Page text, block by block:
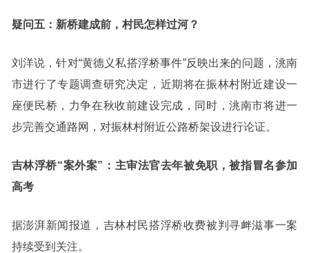
疑问五：新桥建成前，村民怎样过河？
刘洋说，针对“黄德义私搭浮桥事件”反映出来的问题，洮南
市进行了专题调查研究决定，近期将在振林村附近建设一
座便民桥，力争在秋收前建设完成，同时，洮南市将进一
步完善交通路网，对振林村附近公路桥架设进行论证。
吉林浮桥“案外案”：主审法官去年被免职，被指冒名参加
高考
据澎湃新闻报道，吉林村民搭浮桥收费被判寻衅滋事一案
持续受到关注。